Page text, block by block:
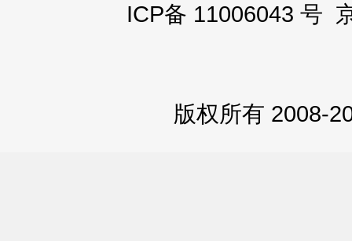
ICP备 11006043 号
版权所有 2008-